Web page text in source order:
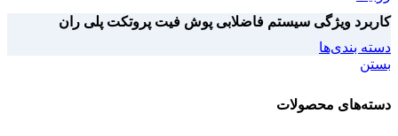
کاربرد ویژگی سیستم فاضلابی پوش فیت پروتکت پلی ران
دسته بندی‌ها
بستن
دسته‌های محصولات